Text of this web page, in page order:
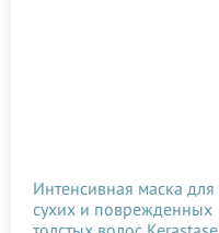
Интенсивная маска для
сухих и поврежденных